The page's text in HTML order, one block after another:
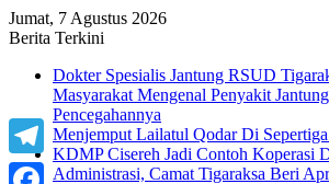
Jumat, 7 Agustus 2026
Berita Terkini
Dokter Spesialis Jantung RSUD
Masyarakat Mengenal Penyakit
Pencegahannya
Menjemput Lailatul Qodar Di
KDMP Cisereh Jadi Contoh Koperasi
Administrasi, Camat Tigaraksa Beri
Telegram